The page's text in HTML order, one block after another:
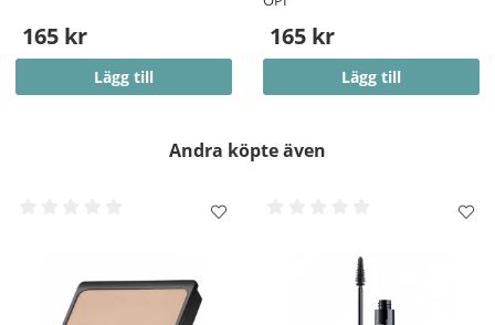
165 kr
Lägg till
165 kr
Lägg till
Andra köpte även